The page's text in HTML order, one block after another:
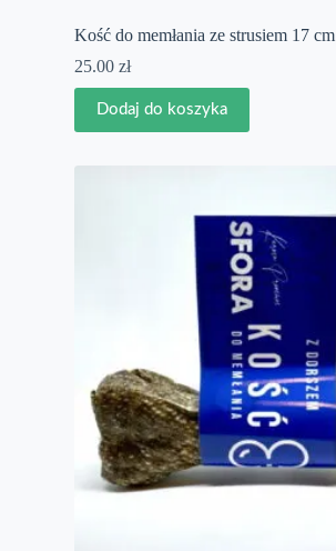
Kość do memłania ze strusiem 17 cm
25.00 zł
Dodaj do koszyka